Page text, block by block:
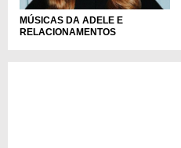
MÚSICAS DA ADELE E
RELACIONAMENTOS